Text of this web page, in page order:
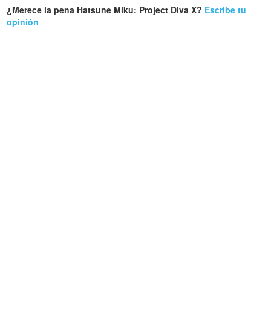
¿Merece la pena Hatsune Miku: Project Diva X? Escribe tu
opinión